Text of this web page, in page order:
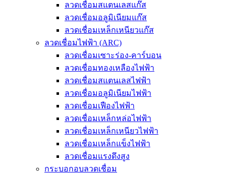
ลวดเชื่อมสแตนเลสแก๊ส
ลวดเชื่อมอลูมิเนียมแก๊ส
ลวดเชื่อมเหล็กเหนียวแก๊ส
ลวดเชื่อมไฟฟ้า (ARC)
ลวดเชื่อมเซาะร่อง-คาร์บอน
ลวดเชื่อมทองเหลืองไฟฟ้า
ลวดเชื่อมสแตนเลสไฟฟ้า
ลวดเชื่อมอลูมิเนียมไฟฟ้า
ลวดเชื่อมเฟืองไฟฟ้า
ลวดเชื่อมเหล็กหล่อไฟฟ้า
ลวดเชื่อมเหล็กเหนียวไฟฟ้า
ลวดเชื่อมเหล็กแข็งไฟฟ้า
ลวดเชื่อมแรงดึงสูง
กระบอกอบลวดเชื่อม